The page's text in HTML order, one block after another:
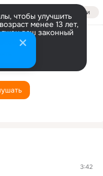
Войти
чтобы улучшить
менее 13 лет,
ваш законный
3:42